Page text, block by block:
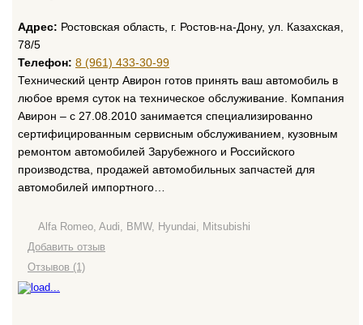
Адрес: Ростовская область, г. Ростов-на-Дону, ул. Казахская,
78/5
Телефон: 8 (961) 433-30-99
Технический центр Авирон готов принять ваш автомобиль в
любое время суток на техническое обслуживание. Компания
Авирон – с 27.08.2010 занимается специализированно
сертифицированным сервисным обслуживанием, кузовным
ремонтом автомобилей Зарубежного и Российского
производства, продажей автомобильных запчастей для
автомобилей импортного…
Alfa Romeo, Audi, BMW, Hyundai, Mitsubishi
Добавить отзыв
Отзывов (1)